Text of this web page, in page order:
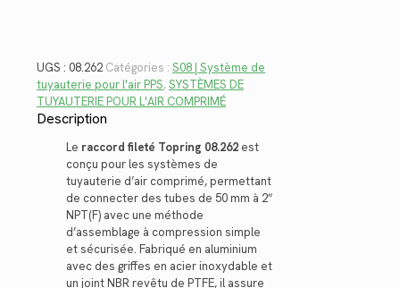
UGS : 08.262 Catégories : S08 | Système de
tuyauterie pour l'air PPS,SYSTÈMES DE
TUYAUTERIE POUR L'AIR COMPRIMÉ
Description
Le raccord fileté Topring 08.262 est
conçu pour les systèmes de
tuyauterie d’air comprimé, permettant
de connecter des tubes de 50 mm à 2″
NPT(F) avec une méthode
d’assemblage à compression simple
et sécurisée. Fabriqué en aluminium
avec des griffes en acier inoxydable et
un joint NBR revêtu de PTFE, il assure